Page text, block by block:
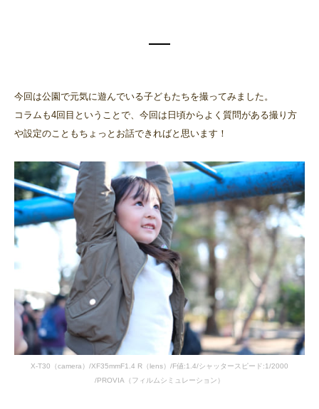
今回は公園で元気に遊んでいる子どもたちを撮ってみました。
コラムも4回目ということで、今回は日頃からよく質問がある撮り方
や設定のこともちょっとお話できればと思います！
X-T30（camera）/XF35mmF1.4 R（lens）/F値:1.4/シャッタースピード:1/2000
/PROVIA（フィルムシミュレーション）